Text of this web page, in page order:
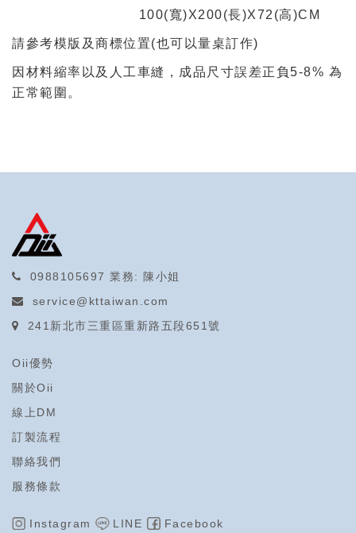
100(寬)X200(長)X72(高)CM
請參考模版及商標位置(也可以量桌訂作)
因材料縮率以及人工車縫，成品尺寸誤差正負5-8% 為
正常範圍。
0988105697 業務: 陳小姐
service@kttaiwan.com
241新北市三重區重新路五段651號
Oii優勢
關於Oii
線上DM
訂製流程
聯絡我們
服務條款
Instagram LINE Facebook